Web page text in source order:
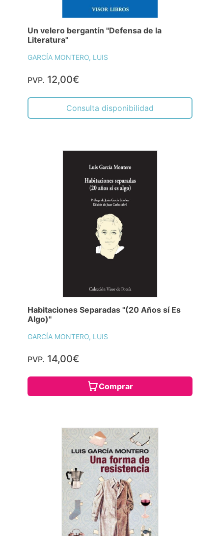
Un velero bergantín "Defensa de la
Literatura"
GARCÍA MONTERO, LUIS
PVP. 12,00€
Consulta disponibilidad
Habitaciones Separadas "(20 Años sí Es
Algo)"
GARCÍA MONTERO, LUIS
PVP. 14,00€
Comprar